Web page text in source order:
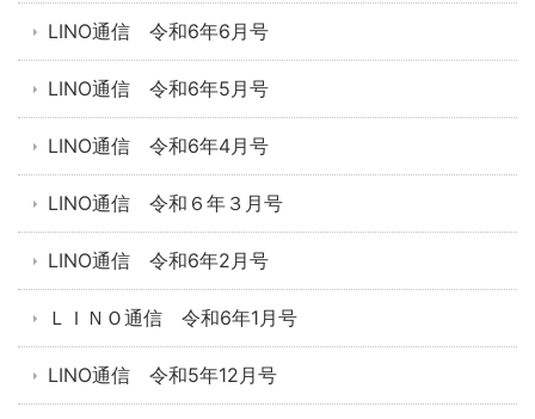
LINO通信 令和6年6月号
LINO通信 令和6年5月号
LINO通信 令和6年4月号
LINO通信 令和６年３月号
LINO通信 令和6年2月号
ＬＩＮＯ通信 令和6年1月号
LINO通信 令和5年12月号